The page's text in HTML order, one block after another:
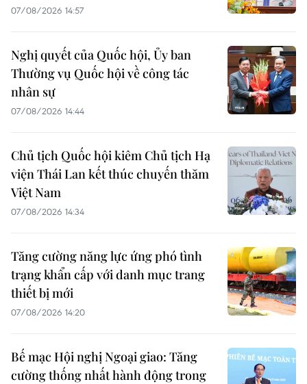
07/08/2026 14:57
Nghị quyết của Quốc hội, Ủy ban
Thường vụ Quốc hội về công tác
nhân sự
07/08/2026 14:44
Chủ tịch Quốc hội kiêm Chủ tịch Hạ
viện Thái Lan kết thúc chuyến thăm
Việt Nam
07/08/2026 14:34
Tăng cường năng lực ứng phó tình
trạng khẩn cấp với danh mục trang
thiết bị mới
07/08/2026 14:20
Bế mạc Hội nghị Ngoại giao: Tăng
cường thống nhất hành động trong